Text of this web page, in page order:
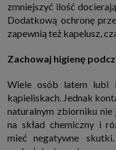
zmniejszyć ilość
Dodatkową ochronę
zapewnią też kapelusz,
Zachowaj higienę
Wiele osób latem lubi
kąpieliskach. Jednak
naturalnym zbiorniku
na skład chemiczny i
mieć negatywne